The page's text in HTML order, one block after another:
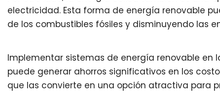
electricidad. Esta forma de energía renovable
de los combustibles fósiles y disminuyendo las
Implementar sistemas de energía renovable en
puede generar ahorros significativos en los
que las convierte en una opción atractiva para